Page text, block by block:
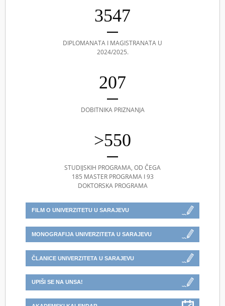
3547
DIPLOMANATA I MAGISTRANATA U
2024/2025.
207
DOBITNIKA PRIZNANJA
>550
STUDIJSKIH PROGRAMA, OD ČEGA
185 MASTER PROGRAMA I 93
DOKTORSKA PROGRAMA
FILM O UNIVERZITETU U SARAJEVU
MONOGRAFIJA UNIVERZITETA U SARAJEVU
ČLANICE UNIVERZITETA U SARAJEVU
UPIŠI SE NA UNSA!